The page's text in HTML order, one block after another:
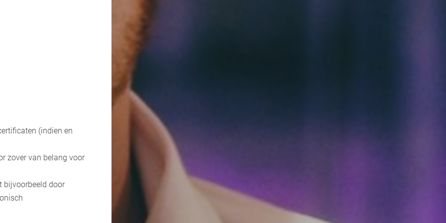
(indien en
zover van belang voor
bijvoorbeeld door